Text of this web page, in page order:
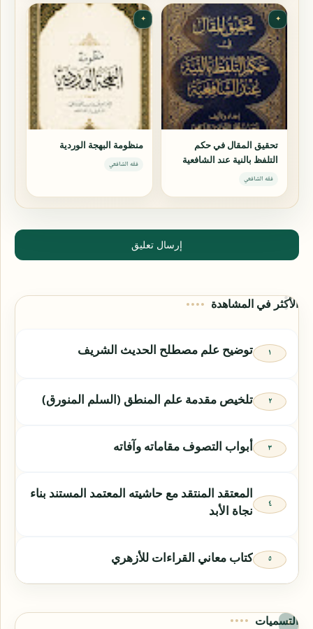
✦
تحقيق المقال في حكم
التلفظ بالنية عند الشافعية
فقه الشافعي
✦
منظومة البهجة الوردية
فقه الشافعي
إرسال تعليق
الأكثر في المشاهدة
توضيح علم مصطلح الحديث الشريف
تلخيص مقدمة علم المنطق (السلم المنورق)
أبواب التصوف مقاماته وآفاته
المعتقد المنتقد مع حاشيته المعتمد المستند بناء
نجاة الأبد
كتاب معاني القراءات للأزهري
التسميات